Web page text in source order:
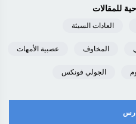
للمقالات
العادات السيئة
المخاوف عصبية الأمهات
الجولي فونكس